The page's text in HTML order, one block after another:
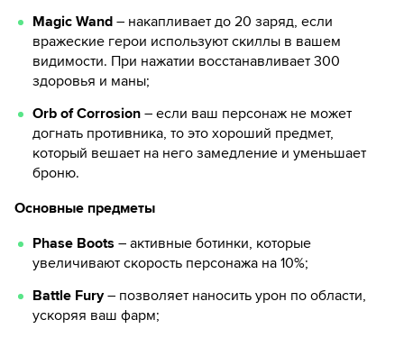
Magic Wand – накапливает до 20 заряд, если
вражеские герои используют скиллы в вашем
видимости. При нажатии восстанавливает 300
здоровья и маны;
Orb of Corrosion – если ваш персонаж не может
догнать противника, то это хороший предмет,
который вешает на него замедление и уменьшает
броню.
Основные предметы
Phase Boots – активные ботинки, которые
увеличивают скорость персонажа на 10%;
Battle Fury– позволяет наносить урон по области,
ускоряя ваш фарм;